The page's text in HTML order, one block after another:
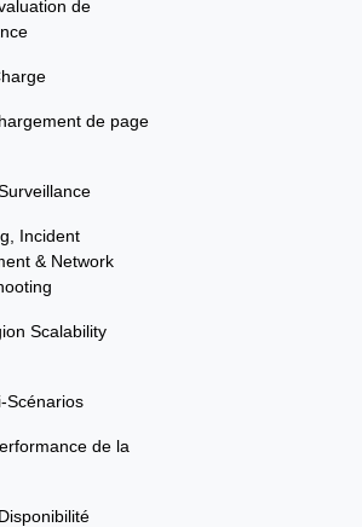
de
de page
Incident
& Network
Scalability
Scénarios
de la